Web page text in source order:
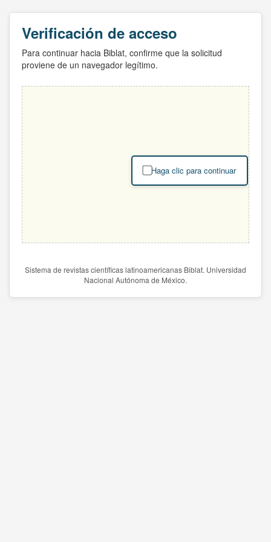
Verificación de acceso
Para continuar hacia Biblat, confirme que la solicitud
proviene de un navegador legítimo.
Haga clic para continuar
Sistema de revistas científicas latinoamericanas Biblat. Universidad
Nacional Autónoma de México.